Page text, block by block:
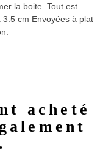
la boite. Tout est
cm Envoyées à plat
acheté